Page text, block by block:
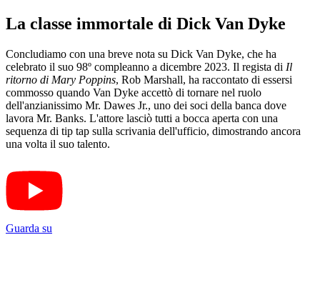
La classe immortale di Dick Van Dyke
Concludiamo con una breve nota su Dick Van Dyke, che ha
celebrato il suo 98º compleanno a dicembre 2023. Il regista di Il
ritorno di Mary Poppins, Rob Marshall, ha raccontato di essersi
commosso quando Van Dyke accettò di tornare nel ruolo
dell'anzianissimo Mr. Dawes Jr., uno dei soci della banca dove
lavora Mr. Banks. L'attore lasciò tutti a bocca aperta con una
sequenza di tip tap sulla scrivania dell'ufficio, dimostrando ancora
una volta il suo talento.
Guarda su